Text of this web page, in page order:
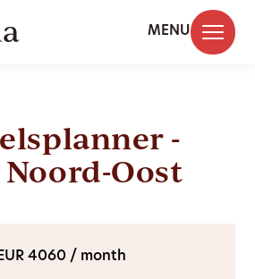
MENU
-
Oost
4060 / month